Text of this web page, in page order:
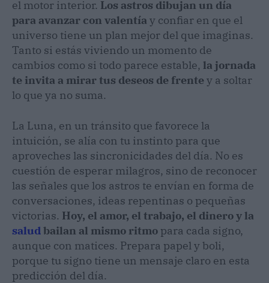
el motor interior. Los astros dibujan un día
para avanzar con valentía y confiar en que el
universo tiene un plan mejor del que imaginas.
Tanto si estás viviendo un momento de
cambios como si todo parece estable, la jornada
te invita a mirar tus deseos de frentey a soltar
lo que ya no suma.
La Luna, en un tránsito que favorece la
intuición, se alía con tu instinto para que
aproveches las sincronicidades del día. No es
cuestión de esperar milagros, sino de reconocer
las señales que los astros te envían en forma de
conversaciones, ideas repentinas o pequeñas
victorias. Hoy, el amor, el trabajo, el dinero y la
saludbailan al mismo ritmo para cada signo,
aunque con matices. Prepara papel y boli,
porque tu signo tiene un mensaje claro en esta
predicción del día.